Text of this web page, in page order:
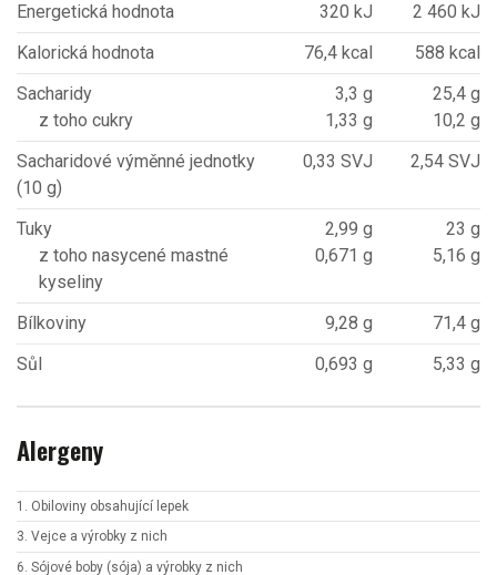
Energetická hodnota
320 kJ
2 460 kJ
Kalorická hodnota
76,4 kcal
588 kcal
Sacharidy
z toho cukry
3,3 g
1,33 g
25,4 g
10,2 g
Sacharidové výměnné jednotky
(10 g)
0,33 SVJ 2,54 SVJ
Tuky
z toho nasycené mastné
kyseliny
2,99 g
0,671 g
23 g
5,16 g
Bílkoviny 9,28 g
71,4 g
Sůl
0,693 g 5,33 g
Alergeny
1. Obiloviny obsahující lepek
3. Vejce a výrobky z nich
6. Sójové boby (sója) a výrobky z nich